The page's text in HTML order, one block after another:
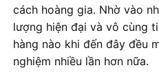
cách hoàng gia. Nhờ vào
lượng hiện đại và vô cùng
hàng nào khi đến đây đều
nghiệm nhiều lần hơn nữa.